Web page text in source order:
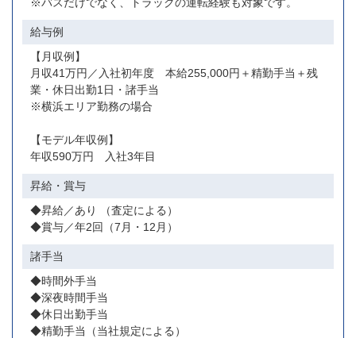
給与例
【月収例】
月収41万円／入社初年度 本給255,000円＋精勤手当＋残
業・休日出勤1日・諸手当
※横浜エリア勤務の場合
【モデル年収例】
年収590万円 入社3年目
昇給・賞与
◆昇給／あり （査定による）
◆賞与／年2回（7月・12月）
諸手当
◆時間外手当
◆深夜時間手当
◆休日出勤手当
◆精勤手当（当社規定による）